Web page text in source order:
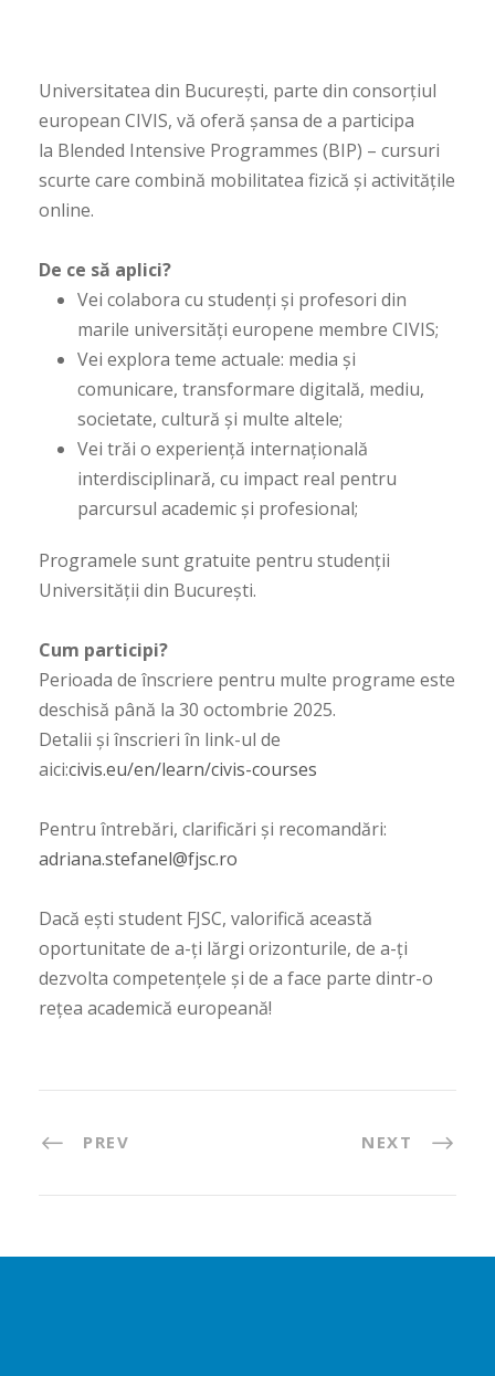
Universitatea din București, parte din consorțiul
european CIVIS, vă oferă șansa de a participa
la Blended Intensive Programmes (BIP) – cursuri
scurte care combină mobilitatea fizică și activitățile
online.
De ce să aplici?
Vei colabora cu studenți și profesori din
marile universități europene membre CIVIS;
Vei explora teme actuale: media și
comunicare, transformare digitală, mediu,
societate, cultură și multe altele;
Vei trăi o experiență internațională
interdisciplinară, cu impact real pentru
parcursul academic și profesional;
Programele sunt gratuite pentru studenții
Universității din București.
Cum participi?
Perioada de înscriere pentru multe programe este
deschisă până la 30 octombrie 2025.
Detalii și înscrieri în link-ul de
aici:civis.eu/en/learn/civis-courses
Pentru întrebări, clarificări și recomandări:
adriana.stefanel@fjsc.ro
Dacă ești student FJSC, valorifică această
oportunitate de a-ți lărgi orizonturile, de a-ți
dezvolta competențele și de a face parte dintr-o
rețea academică europeană!
PREV NEXT